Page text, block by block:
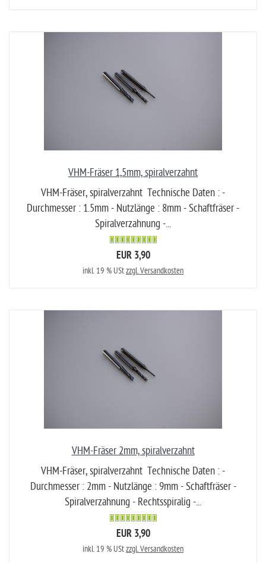
VHM-Fräser 1,5mm, spiralverzahnt
VHM-Fräser, spiralverzahnt Technische Daten : -
Durchmesser : 1.5mm - Nutzlänge : 8mm - Schaftfräser -
Spiralverzahnung -...
EUR 3,90
inkl. 19 % UStzzgl. Versandkosten
VHM-Fräser 2mm, spiralverzahnt
VHM-Fräser, spiralverzahnt Technische Daten : -
Durchmesser : 2mm - Nutzlänge : 9mm - Schaftfräser -
Spiralverzahnung - Rechtsspiralig -...
EUR 3,90
inkl. 19 % UStzzgl. Versandkosten